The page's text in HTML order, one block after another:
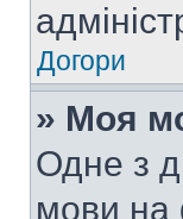
Догори
» Моя
Одне з
мови на